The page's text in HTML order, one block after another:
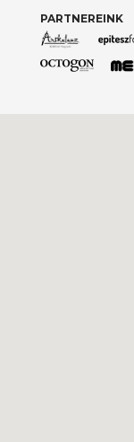
PARTNEREINK